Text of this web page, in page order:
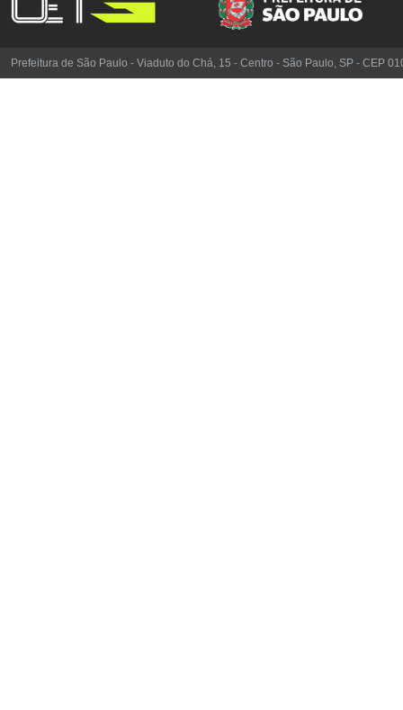
Prefeitura de São Paulo - Viaduto do Chá, 15 - Centro - São Paulo, SP - CEP